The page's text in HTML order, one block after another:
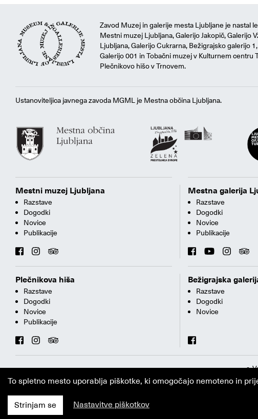
Zavod Muzej in galerije mesta Ljubljane je nastal
Mestni muzej Ljubljana, Galerijo Jakopič, Galerijo
Ljubljana, Galerijo Cukrarna, Bežigrajsko galerijo
Galerijo 001 in Tobačni muzej v Kulturnem centru
Plečnikovo hišo v Trnovem.
Ustanoviteljica javnega zavoda MGML je Mestna občina Ljubljana.
Mestni muzej Ljubljana
Razstave
Dogodki
Novice
Publikacije
Mestna galerija
Razstave
Dogodki
Novice
Publikacije
Plečnikova hiša
Razstave
Dogodki
Novice
Publikacije
Bežigrajska
Razstave
Dogodki
Novice
To spletno mesto uporablja piškotke, ki omogočajo nemoteno in
Strinjam se Nastavitve piškotkov